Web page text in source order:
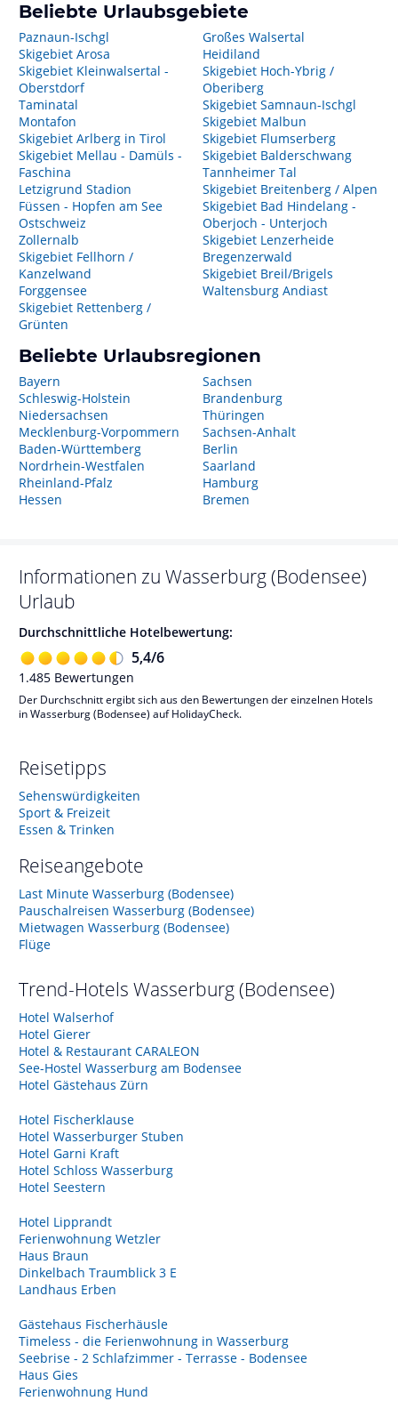
Beliebte Urlaubsgebiete
Paznaun-Ischgl
Skigebiet Arosa
Skigebiet Kleinwalsertal -
Oberstdorf
Taminatal
Montafon
Skigebiet Arlberg in Tirol
Skigebiet Mellau - Damüls -
Faschina
Letzigrund Stadion
Füssen - Hopfen am See
Ostschweiz
Zollernalb
Skigebiet Fellhorn /
Kanzelwand
Forggensee
Skigebiet Rettenberg /
Grünten
Großes Walsertal
Heidiland
Skigebiet Hoch-Ybrig /
Oberiberg
Skigebiet Samnaun-Ischgl
Skigebiet Malbun
Skigebiet Flumserberg
Skigebiet Balderschwang
Tannheimer Tal
Skigebiet Breitenberg / Alpen
Skigebiet Bad Hindelang -
Oberjoch - Unterjoch
Skigebiet Lenzerheide
Bregenzerwald
Skigebiet Breil/Brigels
Waltensburg Andiast
Beliebte Urlaubsregionen
Bayern
Schleswig-Holstein
Niedersachsen
Mecklenburg-Vorpommern
Baden-Württemberg
Nordrhein-Westfalen
Rheinland-Pfalz
Hessen
Sachsen
Brandenburg
Thüringen
Sachsen-Anhalt
Berlin
Saarland
Hamburg
Bremen
Informationen zu Wasserburg (Bodensee)
Urlaub
Durchschnittliche Hotelbewertung:
5,4/6
1.485 Bewertungen
Der Durchschnitt ergibt sich aus den Bewertungen der einzelnen Hotels
in Wasserburg (Bodensee) auf HolidayCheck.
Reisetipps
Sehenswürdigkeiten
Sport & Freizeit
Essen & Trinken
Reiseangebote
Last Minute Wasserburg (Bodensee)
Pauschalreisen Wasserburg (Bodensee)
Mietwagen Wasserburg (Bodensee)
Flüge
Trend-Hotels Wasserburg (Bodensee)
Hotel Walserhof
Hotel Gierer
Hotel & Restaurant CARALEON
See-Hostel Wasserburg am Bodensee
Hotel Gästehaus Zürn
Hotel Fischerklause
Hotel Wasserburger Stuben
Hotel Garni Kraft
Hotel Schloss Wasserburg
Hotel Seestern
Hotel Lipprandt
Ferienwohnung Wetzler
Haus Braun
Dinkelbach Traumblick 3 E
Landhaus Erben
Gästehaus Fischerhäusle
Timeless - die Ferienwohnung in Wasserburg
Seebrise - 2 Schlafzimmer - Terrasse - Bodensee
Haus Gies
Ferienwohnung Hund